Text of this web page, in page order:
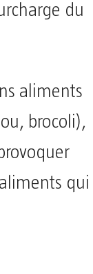
du
aliments
brocoli),
qui